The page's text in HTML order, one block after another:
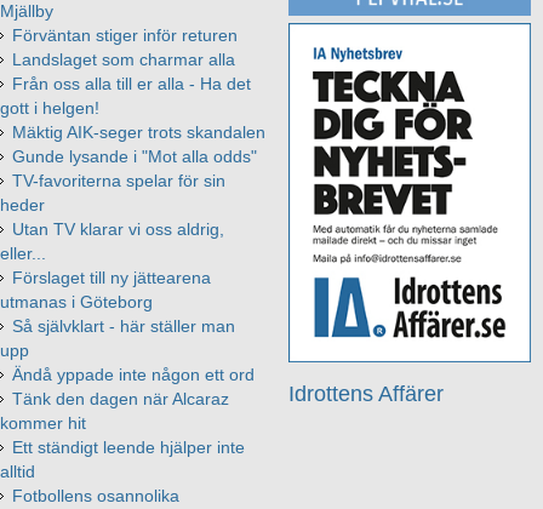
Idrottens Affärer
Mjällby
Förväntan stiger inför returen
Landslaget som charmar alla
Från oss alla till er alla - Ha det
gott i helgen!
Mäktig AIK-seger trots skandalen
Gunde lysande i "Mot alla odds"
TV-favoriterna spelar för sin
heder
Utan TV klarar vi oss aldrig,
eller...
Förslaget till ny jättearena
utmanas i Göteborg
Så självklart - här ställer man
upp
Ändå yppade inte någon ett ord
Tänk den dagen när Alcaraz
kommer hit
Ett ständigt leende hjälper inte
alltid
Fotbollens osannolika